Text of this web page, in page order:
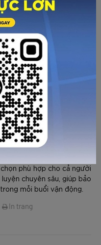
như đen xanh, đen xám
Zocker KTZ 01 không
phù hợp cho cả người
chuyên sâu, giúp bảo
mỗi buổi vận động.
In trang
SIZE
HỦY